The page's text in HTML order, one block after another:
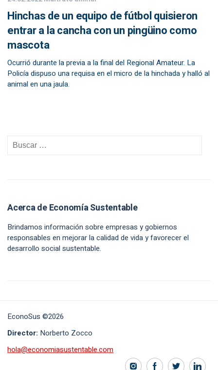
Hinchas de un equipo de fútbol quisieron
entrar a la cancha con un pingüino como
mascota
Ocurrió durante la previa a la final del Regional Amateur. La
Policía dispuso una requisa en el micro de la hinchada y halló al
animal en una jaula.
Acerca de Economía Sustentable
Brindamos información sobre empresas y gobiernos
responsables en mejorar la calidad de vida y favorecer el
desarrollo social sustentable.
EconoSus ©2026
Director: Norberto Zocco
hola@economiasustentable.com